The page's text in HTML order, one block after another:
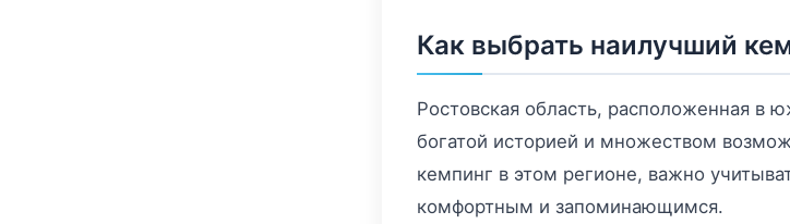
Как выбрать наилучший
Ростовская область, расположенная в
богатой историей и множеством
кемпинг в этом регионе, важно
комфортным и запоминающимся.